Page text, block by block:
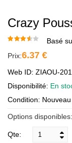
Crazy
Basé
Prix:6.37 €
Web ID: ZIAOU-
Disponibilité: En
Condition: Nouveau
Options disponibles:
Qte: